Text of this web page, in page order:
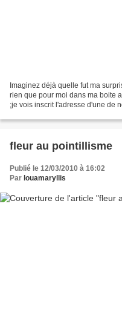
Imaginez déjà quelle fut ma
rien que pour moi dans ma boite
;je vois inscrit l'adresse d'une de
fleur au pointillisme
Publié le 12/03/2010 à 16:02
Par louamaryllis